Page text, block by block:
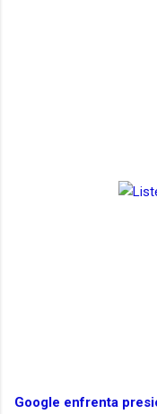
Google enfrenta